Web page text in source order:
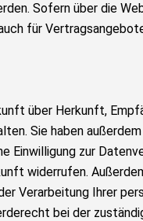
Sofern über die
für
über Herkunft,
Sie haben
Einwilligung zur
widerrufen.
Verarbeitung Ihrer
bei der